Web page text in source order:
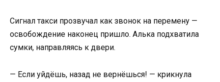
Сигнал такси прозвучал как звонок на перемену —
освобождение наконец пришло. Алька подхватила
сумки, направляясь к двери.
— Если уйдёшь, назад не вернёшься! — крикнула